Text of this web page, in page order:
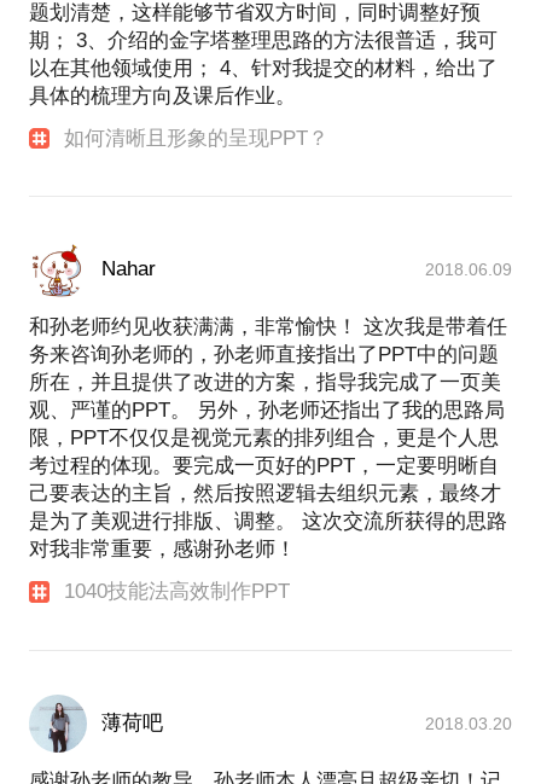
题划清楚，这样能够节省双方时间，同时调整好预
期； 3、介绍的金字塔整理思路的方法很普适，我可
以在其他领域使用； 4、针对我提交的材料，给出了
具体的梳理方向及课后作业。
如何清晰且形象的呈现PPT？
Nahar 2018.06.09
和孙老师约见收获满满，非常愉快！ 这次我是带着任
务来咨询孙老师的，孙老师直接指出了PPT中的问题
所在，并且提供了改进的方案，指导我完成了一页美
观、严谨的PPT。 另外，孙老师还指出了我的思路局
限，PPT不仅仅是视觉元素的排列组合，更是个人思
考过程的体现。要完成一页好的PPT，一定要明晰自
己要表达的主旨，然后按照逻辑去组织元素，最终才
是为了美观进行排版、调整。 这次交流所获得的思路
对我非常重要，感谢孙老师！
1040技能法高效制作PPT
薄荷吧 2018.03.20